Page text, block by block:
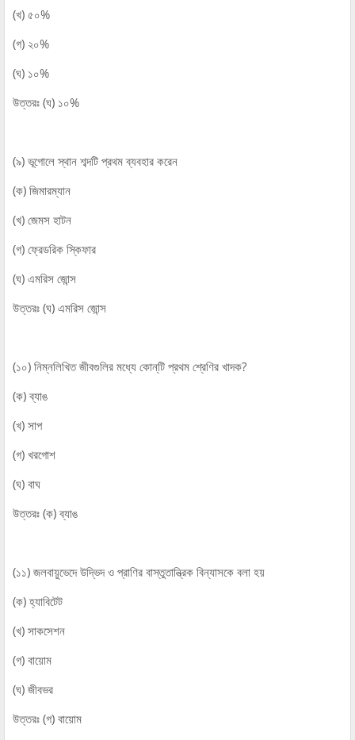
(খ) ৫০%
(গ) ২০%
(ঘ) ১০%
উত্তরঃ (ঘ) ১০%
(৯) ভূগোলে স্থান শব্দটি প্রথম ব্যবহার করেন
(ক) জিমারম্যান
(খ) জেমস হাটন
(গ) ফ্রেডরিক স্কিফার
(ঘ) এমরিস জোন্স
উত্তরঃ (ঘ) এমরিস জোন্স
(১০) নিম্নলিখিত জীবগুলির মধ্যে কোন্‌টি প্রথম শ্রেণির খাদক?
(ক) ব্যাঙ
(খ) সাপ
(গ) খরগোশ
(ঘ) বাঘ
উত্তরঃ (ক) ব্যাঙ
(১১) জলবায়ুভেদে উদ্ভিদ ও প্রাণির বাস্তুতান্ত্রিক বিন্যাসকে বলা হয়
(ক) হ্যাবিটেট
(খ) সাকসেশন
(গ) বায়োম
(ঘ) জীবভর
উত্তরঃ (গ) বায়োম